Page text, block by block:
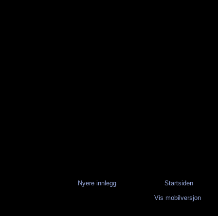
Nyere innlegg
Startsiden
Vis mobilversjon